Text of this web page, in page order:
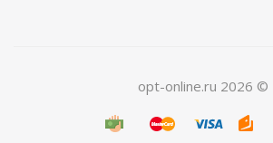
opt-online.ru 2026 ©